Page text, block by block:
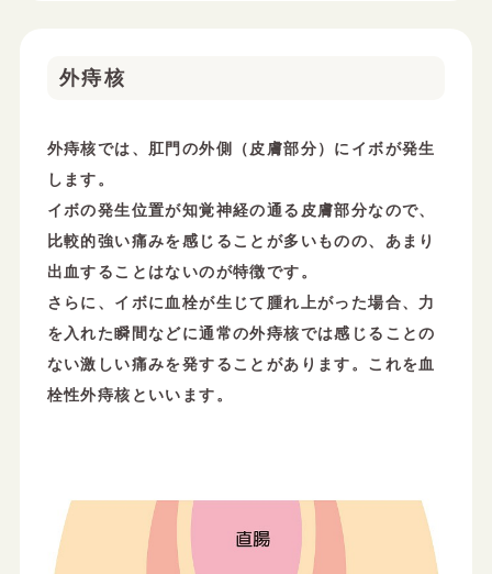
外痔核
外痔核では、肛門の外側（皮膚部分）にイボが発生
します。
イボの発生位置が知覚神経の通る皮膚部分なので、
比較的強い痛みを感じることが多いものの、あまり
出血することはないのが特徴です。
さらに、イボに血栓が生じて腫れ上がった場合、力
を入れた瞬間などに通常の外痔核では感じることの
ない激しい痛みを発することがあります。これを血
栓性外痔核といいます。